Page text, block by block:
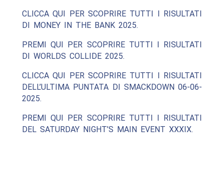
CLICCA QUI PER SCOPRIRE TUTTI I RISULTATI
DI MONEY IN THE BANK 2025.
PREMI QUI PER SCOPRIRE TUTTI I RISULTATI
DI WORLDS COLLIDE 2025.
CLICCA QUI PER SCOPRIRE TUTTI I RISULTATI
DELL’ULTIMA PUNTATA DI SMACKDOWN 06-06-
2025.
PREMI QUI PER SCOPRIRE TUTTI I RISULTATI
DEL SATURDAY NIGHT’S MAIN EVENT XXXIX.